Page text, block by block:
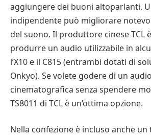
aggiungere dei buoni altoparlanti.
indipendente può migliorare
del suono. Il produttore cinese TCL
produrre un audio utilizzabile in
l’X10 e il C815 (entrambi dotati di
Onkyo). Se volete godere di un
cinematografica senza spendere
TS8011 di TCL è un’ottima opzione.
Nella confezione è incluso anche